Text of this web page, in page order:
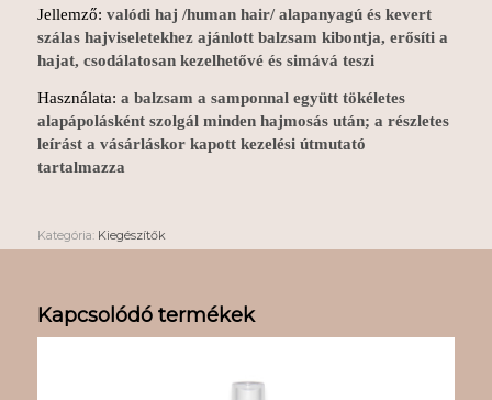
Jellemző: valódi haj /human hair/ alapanyagú és kevert
szálas hajviseletekhez ajánlott balzsam kibontja, erősíti a
hajat, csodálatosan kezelhetővé és simává teszi
Használata: a balzsam a samponnal együtt tökéletes
alapápolásként szolgál minden hajmosás után; a részletes
leírást a vásárláskor kapott kezelési útmutató
tartalmazza
Kategória: Kiegészítők
Kapcsolódó termékek